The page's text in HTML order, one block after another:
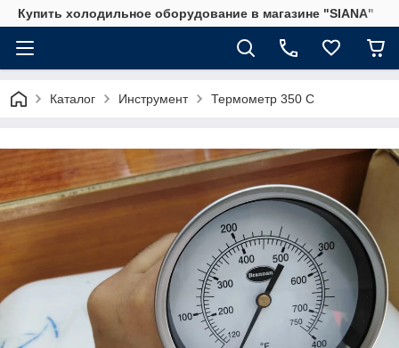
Купить холодильное оборудование в магазине "SIANA"
Каталог Инструмент Термометр 350 С